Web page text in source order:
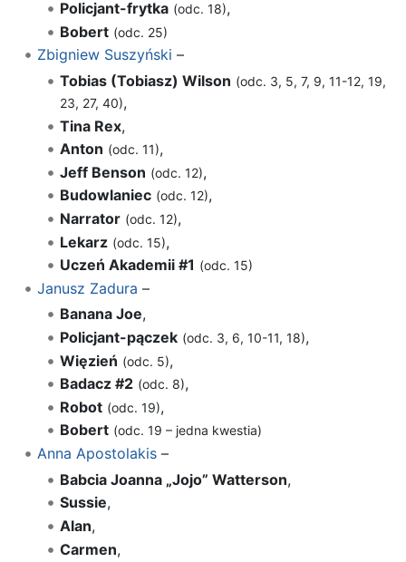
Policjant-frytka (odc. 18),
Bobert (odc. 25)
Zbigniew Suszyński –
Tobias (Tobiasz) Wilson (odc. 3, 5, 7, 9, 11-12, 19,
23, 27, 40),
Tina Rex,
Anton (odc. 11),
Jeff Benson (odc. 12),
Budowlaniec (odc. 12),
Narrator (odc. 12),
Lekarz (odc. 15),
Uczeń Akademii #1 (odc. 15)
Janusz Zadura –
Banana Joe,
Policjant-pączek (odc. 3, 6, 10-11, 18),
Więzień (odc. 5),
Badacz #2 (odc. 8),
Robot (odc. 19),
Bobert (odc. 19 – jedna kwestia)
Anna Apostolakis–
Babcia Joanna „Jojo” Watterson,
Sussie,
Alan,
Carmen,